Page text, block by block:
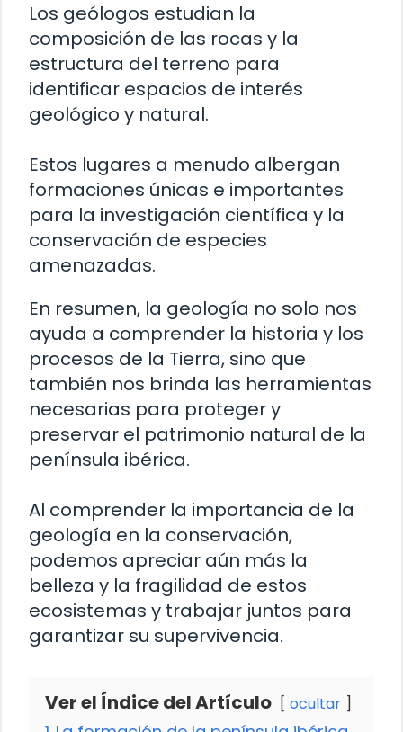
Los geólogos estudian la
composición de las rocas y la
estructura del terreno para
identificar espacios de interés
geológico y natural.
Estos lugares a menudo albergan
formaciones únicas e importantes
para la investigación científica y la
conservación de especies
amenazadas.
En resumen, la geología no solo nos
ayuda a comprender la historia y los
procesos de la Tierra, sino que
también nos brinda las herramientas
necesarias para proteger y
preservar el patrimonio natural de la
península ibérica.
Al comprender la importancia de la
geología en la conservación,
podemos apreciar aún más la
belleza y la fragilidad de estos
ecosistemas y trabajar juntos para
garantizar su supervivencia.
Ver el Índice del Artículo ocultar